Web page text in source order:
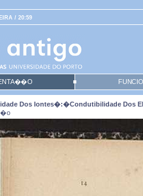
/ 20:59
Dos Iontes�:�condutibilidade